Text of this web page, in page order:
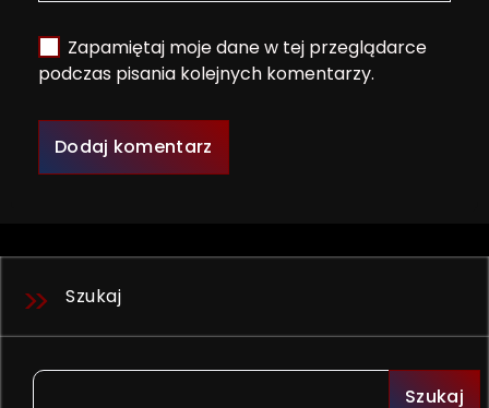
Zapamiętaj moje dane w tej przeglądarce
podczas pisania kolejnych komentarzy.
Szukaj
Szukaj